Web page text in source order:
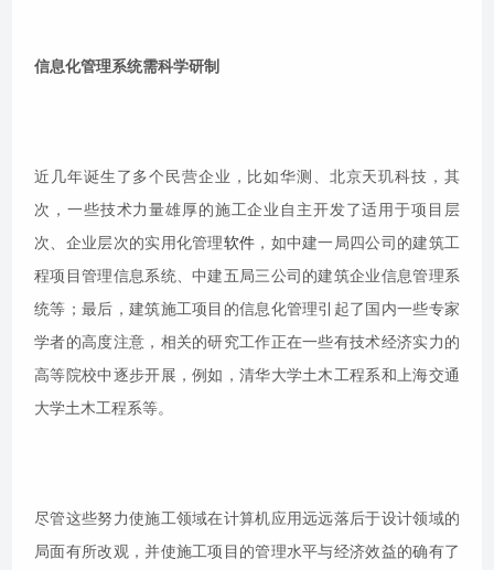
信息化管理系统需科学研制
近几年诞生了多个民营企业，比如华测、北京天玑科技，其
次，一些技术力量雄厚的施工企业自主开发了适用于项目层
次、企业层次的实用化管理软件 ，如中建一局四公司的建筑工
程项目管理信息系统、中建五局三公司的建筑企业信息管理系
统等；最后，建筑施工项目的信息化管理引起了国内一些专家
学者的高度注意，相关的研究工作正在一些有技术经济实力的
高等院校中逐步开展，例如，清华大学土木工程系和上海交通
大学土木工程系等。
尽管这些努力使施工领域在计算机应用远远落后于设计领域的
局面有所改观，并使施工项目的管理水平与经济效益的确有了